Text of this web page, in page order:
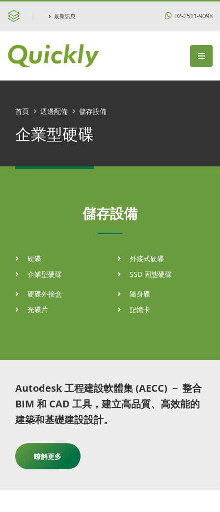
最新訊息 02-2511-9098
企業型硬碟
首頁 週邊配備 儲存設備
儲存設備
硬碟
企業型硬碟
外接式硬碟
SSD 固態硬碟
硬碟外接盒
光碟片
隨身碟
記憶卡
Autodesk 工程建設軟體集 (AECC) － 整合
BIM 和 CAD 工具，建立高品質、高效能的
建築和基礎建設設計。
瞭解更多